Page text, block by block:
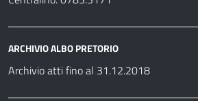
ARCHIVIO ALBO PRETORIO
Archivio atti fino al 31.12.2018